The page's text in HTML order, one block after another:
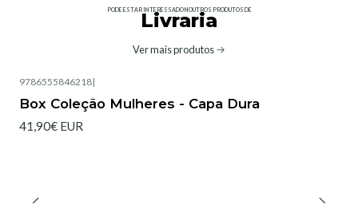
PODE ESTAR INTERESSADO NOUTROS PRODUTOS DE
Livraria
Ver mais produtos
9786555846218|
Box Coleção Mulheres - Capa Dura
41,90€ EUR